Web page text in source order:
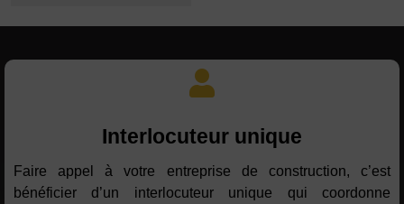
Interlocuteur unique
Faire appel à votre entreprise de construction, c’est
bénéficier d’un interlocuteur unique qui coordonne